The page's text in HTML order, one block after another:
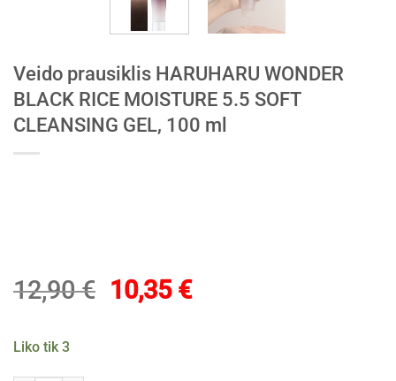
Veido prausiklis HARUHARU WONDER
BLACK RICE MOISTURE 5.5 SOFT
CLEANSING GEL, 100 ml
12,90€ Original
10,35 €Current
Liko tik 3